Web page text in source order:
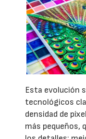
Esta evolución
tecnológicos
densidad de
más pequeños,